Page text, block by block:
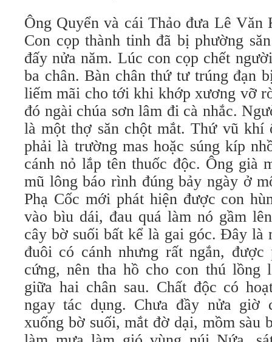
Ông Quyển và cái Thảo đưa Lê Văn
Con cọp thành tinh đã bị phường
đấy nửa năm. Lúc con cọp chết
ba chân. Bàn chân thứ tư trúng đạn
liếm mãi cho tới khi khớp xương vỡ
đó ngài chúa sơn lâm đi cà nhắc.
là một thợ săn chột mắt. Thứ vũ khí
phải là trường mas hoặc súng kíp
cánh nỏ lắp tên thuốc độc. Ông già
mũ lông báo rình đúng bảy ngày ở
Phạ Cốc mới phát hiện được con
vào bìu dái, đau quá làm nó gầm
cây bờ suối bất kể là gai góc. Đây là
đuôi có cánh nhưng rất ngắn,
cứng, nên tha hồ cho con thú lồng
giữa hai chân sau. Chất độc có
ngay tác dụng. Chưa đầy nửa giờ
xuống bờ suối, mắt đờ dại, mồm sàu